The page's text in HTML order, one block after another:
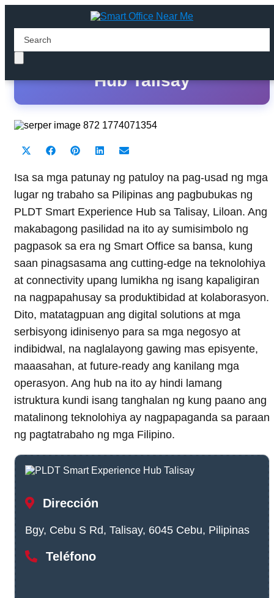
PLDT Smart Experience
Hub Talisay
Share
T
w
i
t
t
e
)
Share
c
e
b
o
k
Share
n
t
e
r
e
s
Share
n
k
e
d
n
Share
a
i
l
Isa sa mga patunay ng patuloy na pag-usad ng mga
lugar ng trabaho sa Pilipinas ang pagbubukas ng
PLDT Smart Experience Hub sa Talisay, Liloan. Ang
makabagong pasilidad na ito ay sumisimbolo ng
pagpasok sa era ng Smart Office sa bansa, kung
saan pinagsasama ang cutting-edge na teknolohiya
at connectivity upang lumikha ng isang kapaligiran
na nagpapahusay sa produktibidad at kolaborasyon.
Dito, matatagpuan ang digital solutions at mga
serbisyong idinisenyo para sa mga negosyo at
indibidwal, na naglalayong gawing mas episyente,
maaasahan, at future-ready ang kanilang mga
operasyon. Ang hub na ito ay hindi lamang
istruktura kundi isang tanghalan ng kung paano ang
matalinong teknolohiya ay nagpapaganda sa paraan
ng pagtatrabaho ng mga Filipino.
Dirección
Bgy, Cebu S Rd, Talisay, 6045 Cebu, Pilipinas
Teléfono